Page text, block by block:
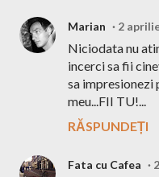
Marian 2
Niciodata nu
incerci sa fii
sa impresionezi
meu...FII TU!...
RĂSPUNDEȚI
Fata cu Cafea